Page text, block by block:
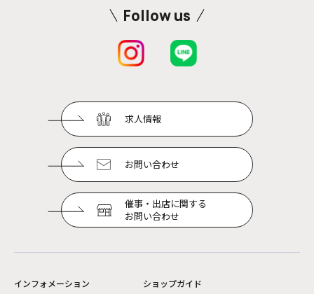
Follow us
求人情報
お問い合わせ
催事・出店に関する
お問い合わせ
インフォメーション
ショップガイド